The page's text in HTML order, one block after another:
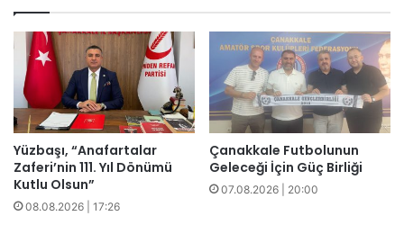
Yüzbaşı, “Anafartalar
Zaferi’nin 111. Yıl Dönümü
Kutlu Olsun”
08.08.2026 | 17:26
Çanakkale Futbolunun
Geleceği İçin Güç Birliği
07.08.2026 | 20:00